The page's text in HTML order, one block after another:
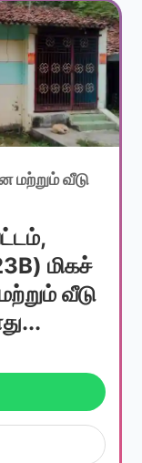
மற்றும் வீடு
மிகச்
வீடு